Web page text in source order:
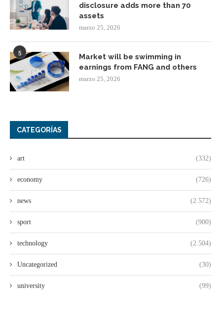
disclosure adds more than 70
assets
marzo 25, 2026
5
Market will be swimming in
earnings from FANG and others
marzo 25, 2026
CATEGORÍAS
art (332)
economy (726)
news (2.572)
sport (900)
technology (2.504)
Uncategorized (30)
university (99)